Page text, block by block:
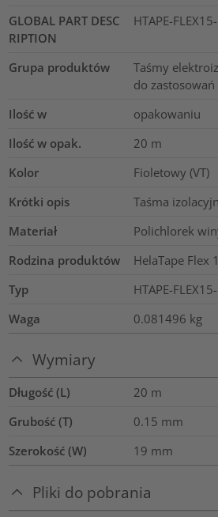
GLOBAL PART DESC
RIPTION
HTAPE-
Grupa produktów
Taśmy
do
Ilość w
opakowaniu
Ilość w opak.
20 m
Kolor
Fioletowy (VT)
Krótki opis
Taśma
Materiał
Polichlorek
Rodzina produktów
HelaTape Flex
Typ
HTAPE-
Waga
0.081496 kg
Wymiary
Długość (L) 20 m
Grubość (T)
0.15 mm
Szerokość (W)
19 mm
Pliki do pobrania